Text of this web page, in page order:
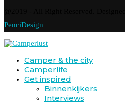
PenciDesign
Camper & the city
Camperlife
Get inspired
Binnenkijkers
Interviews